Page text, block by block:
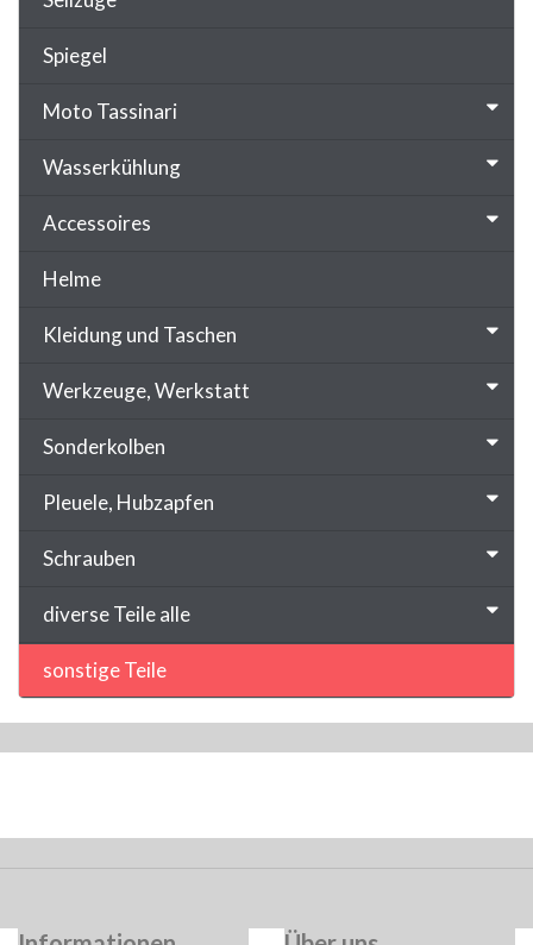
Spiegel
Moto Tassinari
Wasserkühlung
Accessoires
Helme
Kleidung und Taschen
Werkzeuge, Werkstatt
Sonderkolben
Pleuele, Hubzapfen
Schrauben
diverse Teile alle
sonstige Teile